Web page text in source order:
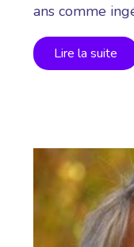
ans comme
Lire la suite